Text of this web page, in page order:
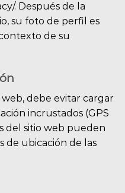
. Después de la
su foto de perfil es
de su
web, debe evitar cargar
incrustados (GPS
del sitio web pueden
de ubicación de las